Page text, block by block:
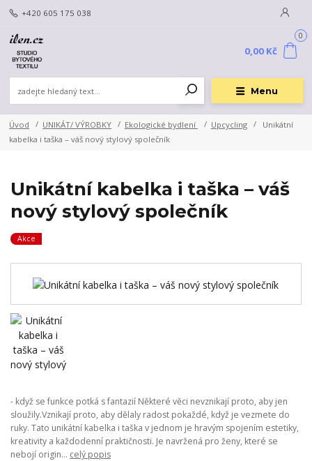
Menu
+420 605 175 038
0
0,00 Kč
Úvod UNIKÁT/ VÝROBKY Ekologické bydlení Upcycling
Unikátní
kabelka i taška – váš nový stylový společník
Unikátní kabelka i taška – váš
nový stylový společník
Akce
- když se funkce potká s fantazií Některé věci nevznikají proto, aby jen
sloužily.Vznikají proto, aby dělaly radost pokaždé, když je vezmete do
ruky. Tato unikátní kabelka i taška v jednom je hravým spojením estetiky,
kreativity a každodenní praktičnosti. Je navržená pro ženy, které se
nebojí origin... celý popis